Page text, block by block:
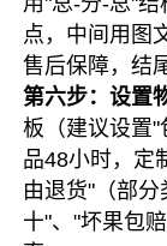
点，中间用图
售后保障，结
第六步：设置
板（建议设置"
品48小时，定
由退货"（部
十"、"坏果包